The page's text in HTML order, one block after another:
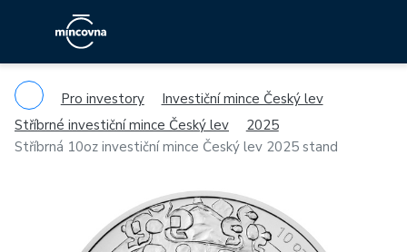
Pro investory
Investiční mince Český lev
Stříbrné investiční mince Český lev
2025
Stříbrná 10oz investiční mince Český lev 2025 stand